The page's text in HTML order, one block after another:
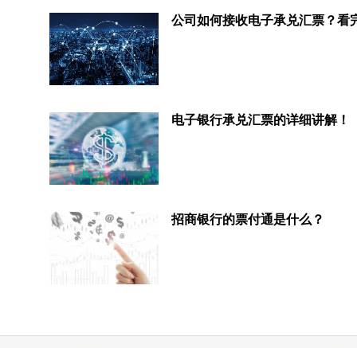
电子银行承兑汇票的详细讲解！
招商银行的票付通是什么？